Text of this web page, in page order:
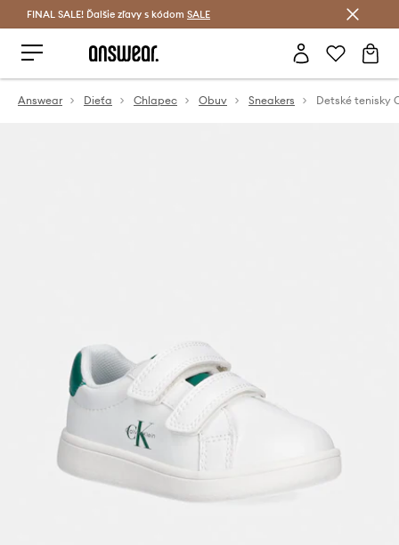
Šetrite s Answear Club >
FINAL SALE! Ďalšie zľavy s kódom SALE
Answear Dieťa Chlapec Obuv Sneakers Detské tenisky